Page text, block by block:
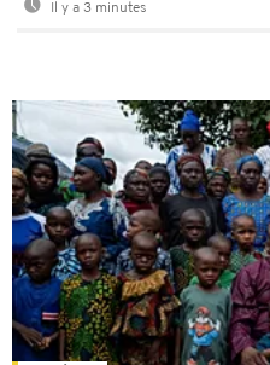
Il y a 3 minutes